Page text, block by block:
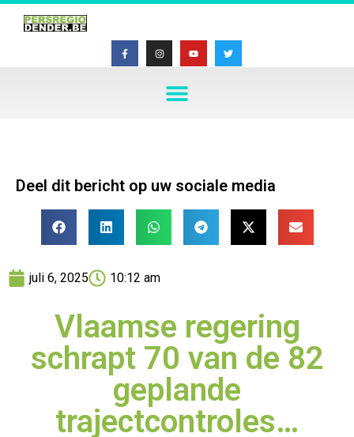
Deel dit bericht op uw sociale media
juli 6, 2025 10:12 am
Vlaamse regering
schrapt 70 van de 82
geplande
trajectcontroles…